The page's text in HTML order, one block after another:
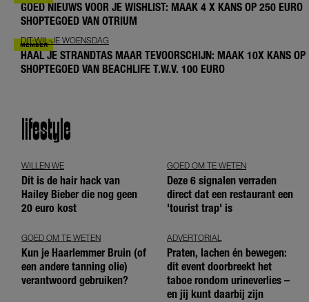
GOED NIEUWS VOOR JE WISHLIST: MAAK 4 X KANS OP 250 EURO
SHOPTEGOED VAN OTRIUM
DIT-WIL-JE WOENSDAG
HAAL JE STRANDTAS MAAR TEVOORSCHIJN: MAAK 10X KANS OP
SHOPTEGOED VAN BEACHLIFE T.W.V. 100 EURO
lifestyle
WILLEN WE
Dít is de hair hack van
Hailey Bieber die nog geen
20 euro kost
GOED OM TE WETEN
Deze 6 signalen verraden
direct dat een restaurant een
'tourist trap' is
GOED OM TE WETEN
Kun je Haarlemmer Bruin (of
een andere tanning olie)
verantwoord gebruiken?
ADVERTORIAL
Praten, lachen én bewegen:
dit event doorbreekt het
taboe rondom urineverlies –
en jij kunt daarbij zijn